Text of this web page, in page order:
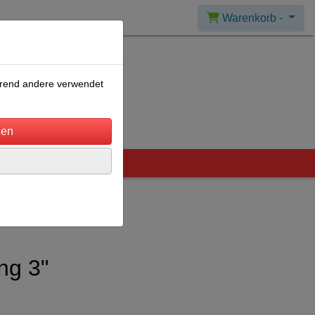
Warenkorb -
3"
andere verwendet